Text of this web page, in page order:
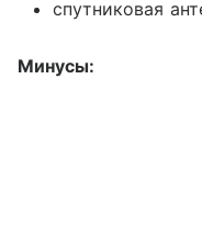
спутниковая
Минусы: